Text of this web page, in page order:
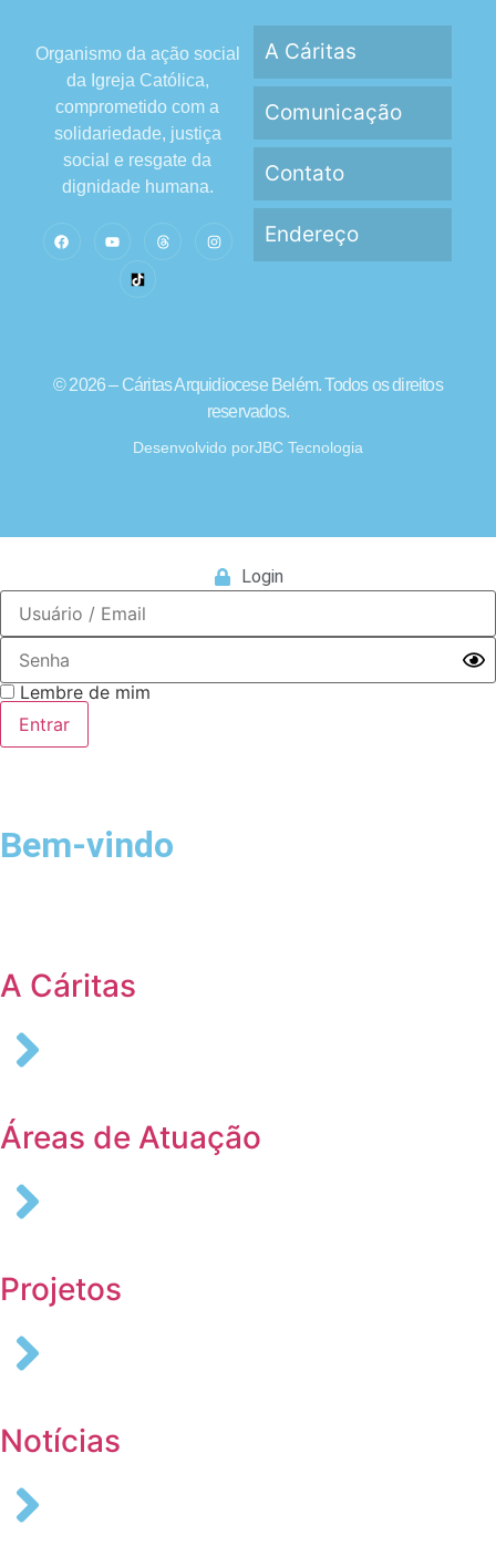
Organismo da ação social
da Igreja Católica,
comprometido com a
solidariedade, justiça
social e resgate da
dignidade humana.
A Cáritas
Comunicação
Contato
Endereço
© 2026 – Cáritas Arquidiocese Belém. Todos os direitos
reservados.
Desenvolvido porJBC Tecnologia
Login
Lembre de mim
Bem-vindo
A Cáritas
Áreas de Atuação
Projetos
Notícias